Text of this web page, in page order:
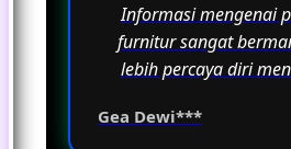
Informasi mengenai
furnitur sangat
lebih percaya diri
Gea Dewi***